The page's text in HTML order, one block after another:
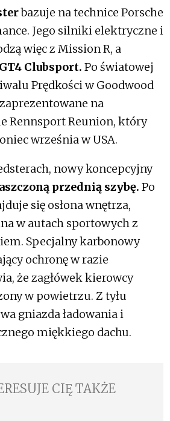
bazuje na technice Porsche
Jego silniki elektryczne i
więc z Mission R, a
Clubsport. Po światowej
Prędkości w Goodwood
na
Rennsport Reunion, który
września w USA.
nowy koncepcyjny
przednią szybę. Po
się osłona wnętrza,
w autach sportowych z
Specjalny karbonowy
ochronę w razie
że zagłówek kierowcy
w powietrzu. Z tyłu
gniazda ładowania i
miękkiego dachu.
CIĘ TAKŻE